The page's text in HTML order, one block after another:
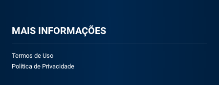
MAIS INFORMAÇÕES
Termos de Uso
Política de Privacidade